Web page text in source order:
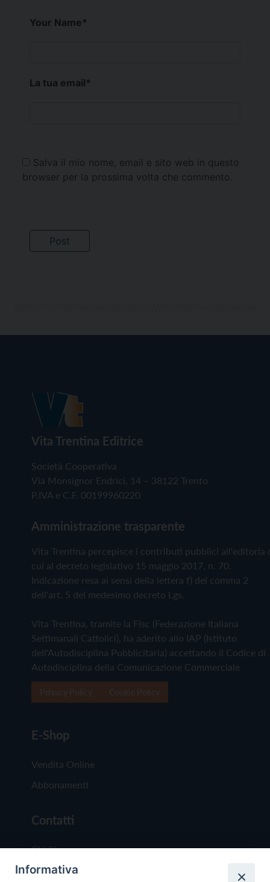
Your Name*
La tua email*
Salva il mio nome, email e sito web in questo
browser per la prossima volta che commento.
Vita Trentina Editrice
Società Cooperativa
Via Monsignor Endrici, 14 – 38122 Trento
P.IVA e C.F. 00199960220
Amministrazione trasparente
Vita Trentina percepisce i contributi pubblici all'editoria
cui al decreto legislativo 15 maggio 2017, n. 70.
Indicazione resa ai sensi della lettera f) del comma 2
dell'art. 5 del medesimo decreto Lgs.
Vita Trentina, tramite la Fisc (Federazione Italiana
Settimanali Cattolici), ha aderito allo IAP (Istituto
dell'Autodisciplina Pubblicitaria) accettando il Codice di
Autodisciplina della Comunicazione Commerciale
E-Shop
Vendita Online
Abbonamenti
Contatti
Chi Siamo
Redazione
Informativa